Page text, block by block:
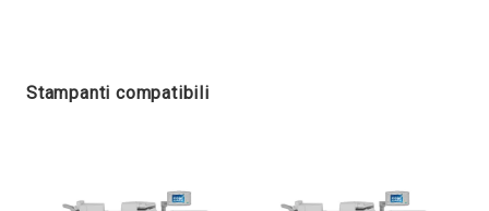
Stampanti compatibili